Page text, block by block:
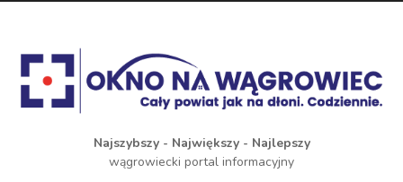
Najszybszy - Największy - Najlepszy
wągrowiecki portal informacyjny